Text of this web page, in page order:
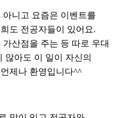
니고 요즘은 이벤트를
도 전공자들이 있어요.
산점을 주는 등 따로 우대
않아도 이 일이 자신의
제나 환영입니다^^